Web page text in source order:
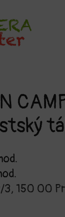
3, 150 00